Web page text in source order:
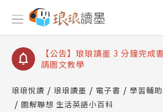
【公告】琅琅讀墨數位閱讀資
【公告】琅琅讀墨書櫃開通常
【公告】琅琅讀墨 3 分鐘完成
請圖文教學
查詢
【公告】琅琅讀墨數位閱讀資
琅琅悅讀 琅琅讀墨 電子書 學習輔
圖解聯想 生活英語小百科